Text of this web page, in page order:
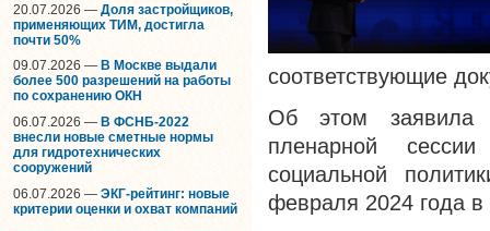
20.07.2026 — Доля застройщиков,
применяющих ТИМ, достигла
почти 50%
09.07.2026 — В Москве выдали
более 500 разрешений на работы
по сохранению ОКН
06.07.2026 — В ФСНБ-2022
внесли новые сметные нормы
для гидротехнических
сооружений
06.07.2026 — ЭКГ-рейтинг: новые
критерии оценки и охват компаний
соответствующие
Об этом заявила
пленарной
социальной
февраля 2024 года